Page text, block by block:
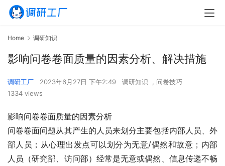
Home 调研知识
影响问卷卷面质量的因素分析、解决措施
调研工厂 2023年6月27日 下午2:49 调研知识 , 问卷技巧
1334 views
影响问卷卷面质量的因素分析
问卷卷面问题从其产生的人员来划分主要包括内部人员、外
部人员；从心理出发点可以划分为无意/偶然和故意；内部
人员（研究部、访问部）经常是无意或偶然、信息传递不畅